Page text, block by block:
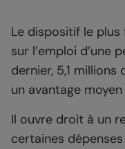
Le dispositif le
sur l’emploi d’une
dernier, 5,1
un avantage
Il ouvre droit à un
certaines